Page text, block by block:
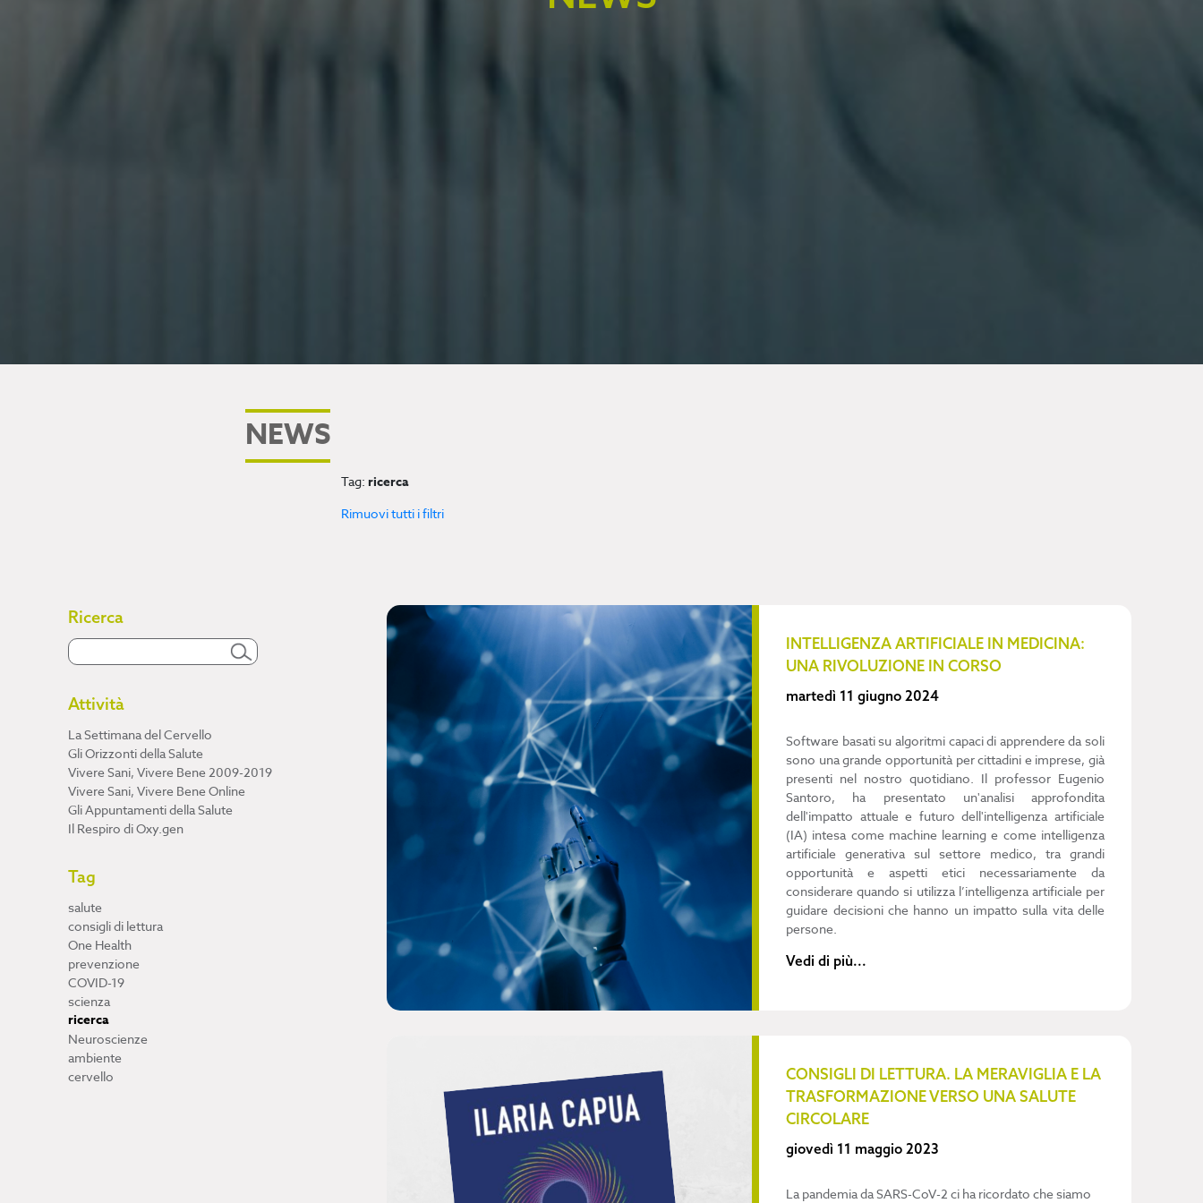
NEWS
Tag: ricerca
Rimuovi tutti i filtri
Ricerca
Attività
La Settimana del Cervello
Gli Orizzonti della Salute
Vivere Sani, Vivere Bene 2009-2019
Vivere Sani, Vivere Bene Online
Gli Appuntamenti della Salute
Il Respiro di Oxy.gen
Tag
salute
consigli di lettura
One Health
prevenzione
COVID-19
scienza
ricerca
Neuroscienze
ambiente
cervello
INTELLIGENZA ARTIFICIALE IN MEDICINA:
UNA RIVOLUZIONE IN CORSO
martedì 11 giugno 2024
Software basati su algoritmi capaci di apprendere da soli
sono una grande opportunità per cittadini e imprese, già
presenti nel nostro quotidiano. Il professor Eugenio
Santoro, ha presentato un'analisi approfondita
dell'impatto attuale e futuro dell'intelligenza artificiale
(IA) intesa come machine learning e come intelligenza
artificiale generativa sul settore medico, tra grandi
opportunità e aspetti etici necessariamente da
considerare quando si utilizza l’intelligenza artificiale per
guidare decisioni che hanno un impatto sulla vita delle
persone.
Vedi di più...
CONSIGLI DI LETTURA. LA MERAVIGLIA E LA
TRASFORMAZIONE VERSO UNA SALUTE
CIRCOLARE
giovedì 11 maggio 2023
La pandemia da SARS-CoV-2 ci ha ricordato che siamo